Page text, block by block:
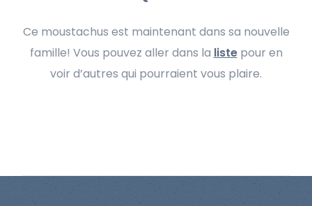
Ce moustachus est maintenant dans sa nouvelle
famille! Vous pouvez aller dans la listepour en
voir d’autres qui pourraient vous plaire.